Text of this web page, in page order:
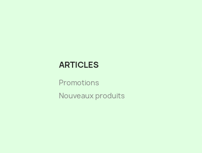
ARTICLES
Promotions
Nouveaux produits